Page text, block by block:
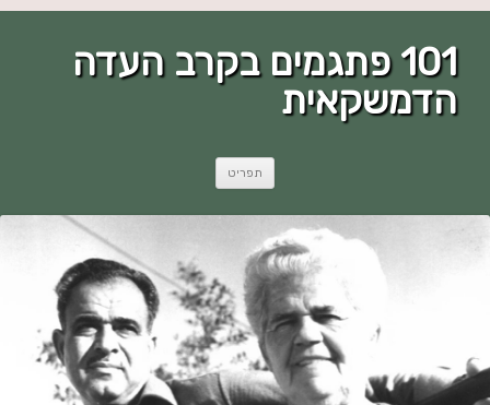
101 פתגמים בקרב העדה
הדמשקאית
תפריט